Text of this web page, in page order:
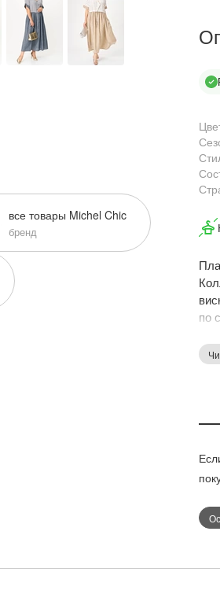
все товары Michel Chic
бренд
Выберите размер:
54
по